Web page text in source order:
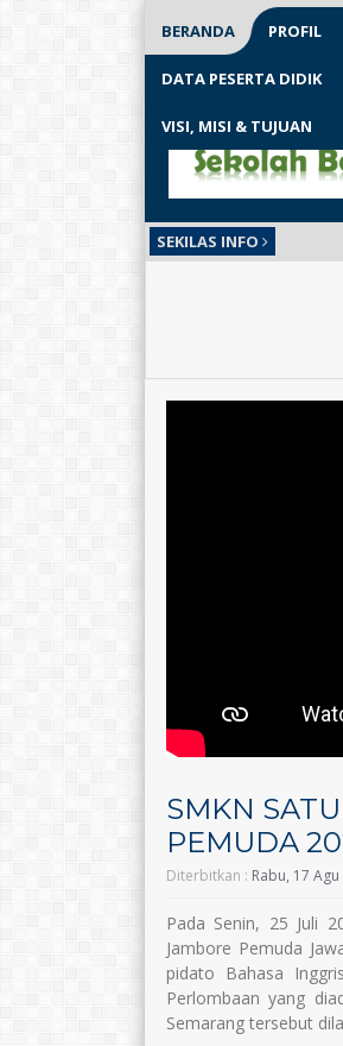
BERANDA PROFIL
DATA PESERTA DIDIK
VISI, MISI & TUJUAN
SEKILAS INFO
SMKN
PEMUDA
Diterbitkan : Rabu, 17
Pada Senin, 25 Juli
Jambore Pemuda
pidato Bahasa
Perlombaan yang
Semarang tersebut